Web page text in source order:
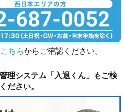
こちらからご確認ください。
理システム「入退くん」もご検
ださい。